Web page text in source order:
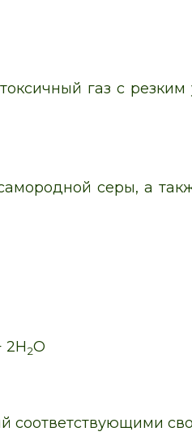
газ с
серы, а
2H2O
соответствующими